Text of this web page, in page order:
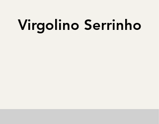
Virgolino Serrinho